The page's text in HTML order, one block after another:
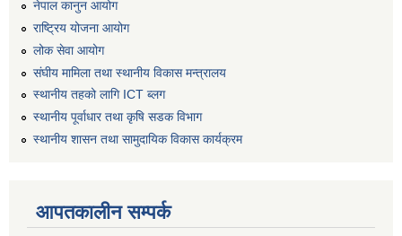
नेपाल कानुन आयोग
राष्ट्रिय योजना आयोग
लोक सेवा आयोग
संघीय मामिला तथा स्थानीय विकास मन्त्रालय
स्थानीय तहको लागि ICT ब्लग
स्थानीय पूर्वाधार तथा कृषि सडक विभाग
स्थानीय शासन तथा सामुदायिक विकास कार्यक्रम
आपतकालीन सम्पर्क